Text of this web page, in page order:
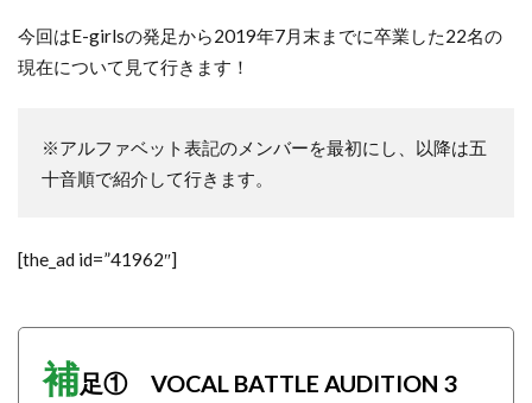
今回はE-girlsの発足から2019年7月末までに卒業した22名の
現在について見て行きます！
※アルファベット表記のメンバーを最初にし、以降は五
十音順で紹介して行きます。
[the_ad id=”41962″]
補足① VOCAL BATTLE AUDITION 3